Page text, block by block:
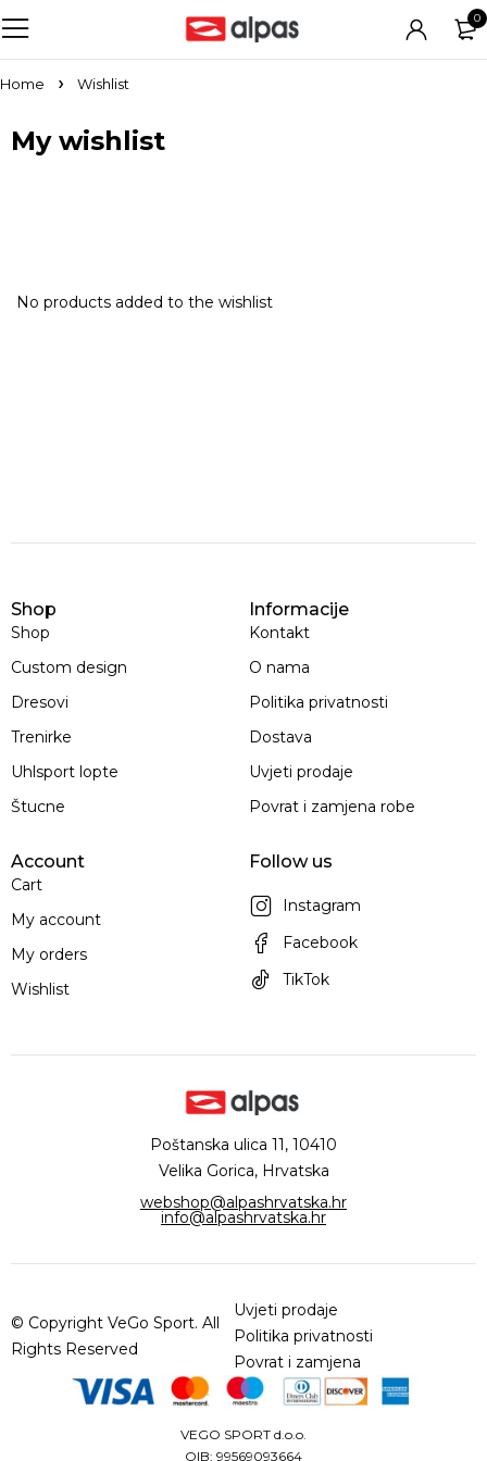
0
Home Wishlist
My wishlist
No products added to the wishlist
Shop
Shop
Custom design
Dresovi
Trenirke
Uhlsport lopte
Štucne
Informacije
Kontakt
O nama
Politika privatnosti
Dostava
Uvjeti prodaje
Povrat i zamjena robe
Account
Cart
My account
My orders
Wishlist
Follow us
Instagram
Facebook
TikTok
Poštanska ulica 11, 10410
Velika Gorica, Hrvatska
webshop@alpashrvatska.hr
info@alpashrvatska.hr
© Copyright VeGo Sport. All
Rights Reserved
Uvjeti prodaje
Politika privatnosti
Povrat i zamjena
VEGO SPORT d.o.o.
OIB: 99569093664